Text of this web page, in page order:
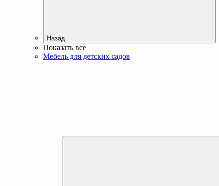
Назад
Показать все
Мебель для детских садов